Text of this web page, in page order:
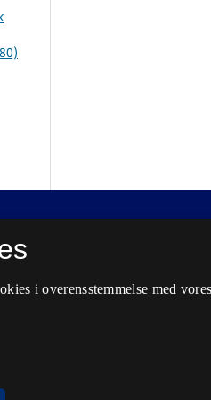
i overensstemmelse med